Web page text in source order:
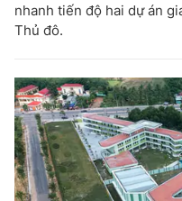
nhanh tiến độ hai dự án
Thủ đô.